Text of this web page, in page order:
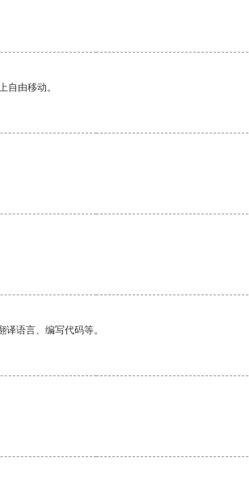
自由移动。
语言、编写代码等。